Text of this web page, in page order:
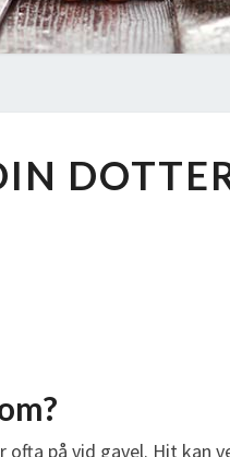
L
T
på vid gavel. Hit kan